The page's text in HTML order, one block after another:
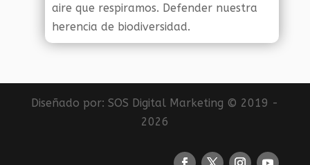
aire que respiramos. Defender nuestra
herencia de biodiversidad.
Diseñado por:SOS Digital Marketing © 2019 -
2026